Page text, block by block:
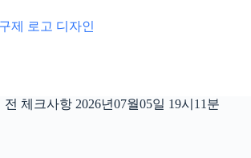
체크사항 2026년07월05일 19시11분